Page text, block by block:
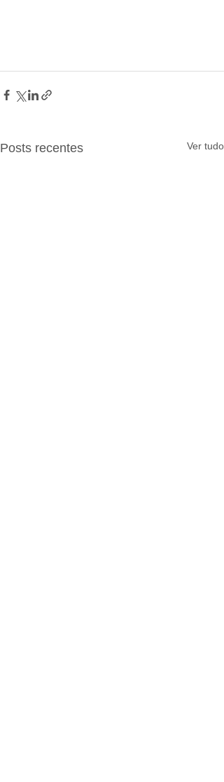
Posts recentes Ver tudo